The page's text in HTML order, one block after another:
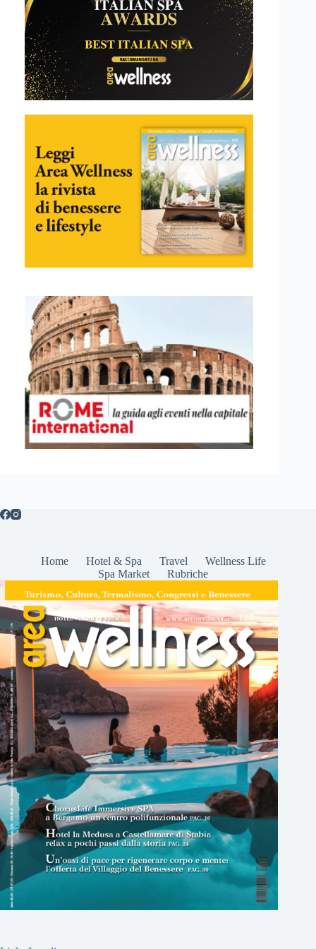
Home Hotel & Spa Travel
Wellness Life
Spa Market
Rubriche